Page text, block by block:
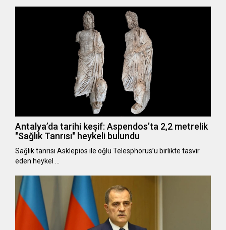
Antalya’da tarihi keşif: Aspendos’ta 2,2 metrelik
"Sağlık Tanrısı" heykeli bulundu
Sağlık tanrısı Asklepios ile oğlu Telesphorus’u birlikte tasvir
eden heykel …